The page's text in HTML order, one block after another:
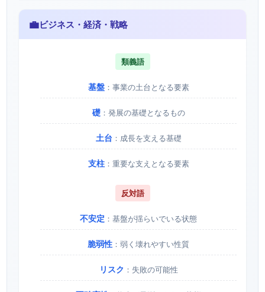
💼ビジネス・経済・戦略
類義語
基盤：事業の土台となる要素
礎：発展の基礎となるもの
土台 ：成長を支える基礎
支柱：重要な支えとなる要素
反対語
不安定 ：基盤が揺らいでいる状態
脆弱性 ：弱く壊れやすい性質
リスク ：失敗の可能性